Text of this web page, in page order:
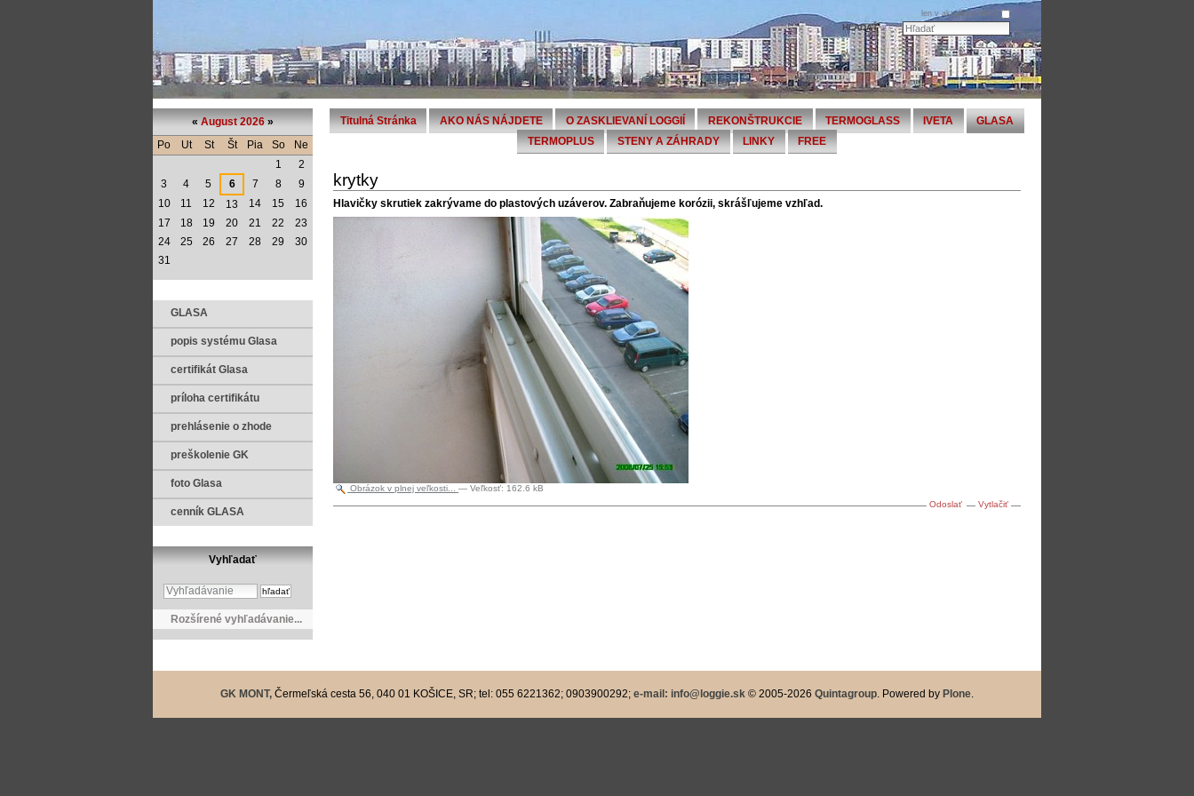
len v aktuálnej sekcii
Titulná Stránka AKO NÁS NÁJDETE O ZASKLIEVANÍ LOGGIÍ REKONŠTRUKCIE TERMOGLASS IVETA
GLASA
TERMOPLUS
STENY A ZÁHRADY LINKY FREE
krytky
Hlavičky skrutiek zakrývame do plastových uzáverov. Zabraňujeme korózii, skrášľujeme vzhľad.
Obrázok v plnej veľkosti... —Veľkosť:162.6 kB
Odoslať
Vytlačiť
«August 2026»
Po Ut St Št Pia So
Ne
1
2
3
4 5 6 7 8
9
10
11 12 13 14 15
16
17
18 19 20 21 22
23
24
25 26 27 28 29
30
31
GLASA
popis systému Glasa
certifikát Glasa
príloha certifikátu
prehlásenie o zhode
preškolenie GK
foto Glasa
cenník GLASA
Vyhľadať
Rozšírené vyhľadávanie...
GK MONT, Čermeľská cesta 56, 040 01 KOŠICE, SR; tel: 055 6221362; 0903900292; e-mail: info@loggie.sk © 2005-2026 Quintagroup . Powered by Plone